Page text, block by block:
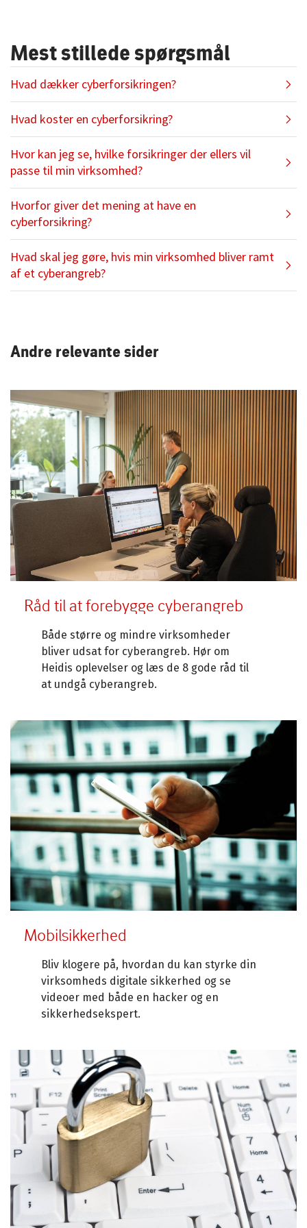
Mest stillede spørgsmål
Hvad dækker cyberforsikringen?
Undersøgelse af skadeomfanget og
rekonstruktion af it-systemer, netværk,
software og data
Håndtering af afpresning
ID- og kreditkortovervågningstjenester
Advokat- og PR-rådgivning
Driftstab i op til 3 måneder
Erstatningsansvar og bøder
Hvad koster en cyberforsikring?
kr. om året. Din præcise pris afhænger dog af
virksomhedens omsætning og af de dækninger,
Hvor kan jeg se, hvilke forsikringer der ellers vil
passe til min virksomhed?
Hvorfor giver det mening at have en
cyberforsikring?
Hvad skal jeg gøre, hvis min virksomhed bliver ramt
af et cyberangreb?
Andre relevante sider
Råd til at forebygge cyberangreb
Både større og mindre virksomheder
bliver udsat for cyberangreb. Hør om
Heidis oplevelser og læs de 8 gode råd til
at undgå cyberangreb.
Mobilsikkerhed
Bliv klogere på, hvordan du kan styrke din
virksomheds digitale sikkerhed og se
videoer med både en hacker og en
sikkerhedsekspert.